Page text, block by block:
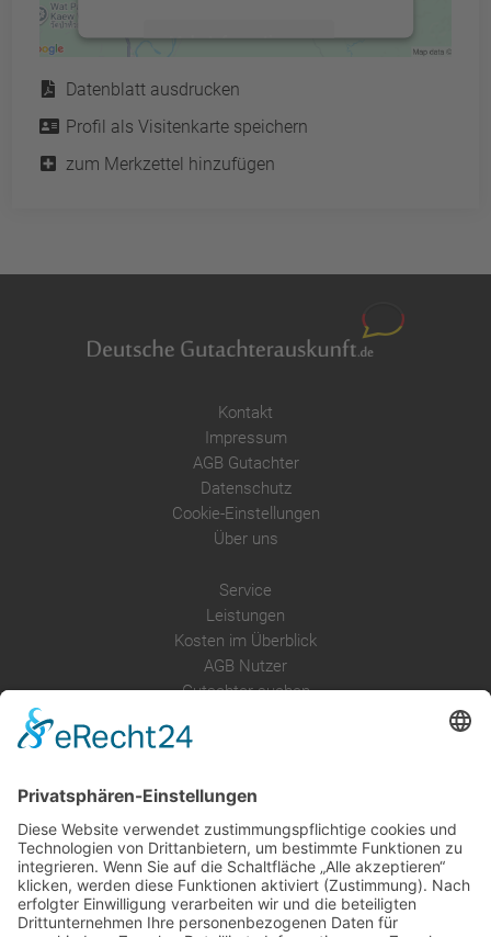
Mehr Informationen
Akzeptieren
powered by Usercentrics Consent
Management Platform
Service
Datenblatt ausdrucken
Profil als Visitenkarte speichern
zum Merkzettel hinzufügen
Kontakt
Impressum
AGB Gutachter
Datenschutz
Cookie-Einstellungen
Über uns
Service
Leistungen
Kosten im Überblick
AGB Nutzer
Gutachter suchen
Anfrage
Presse
Partner: Der DGuSV
als Gutachter eintragen
Infos für Suchende